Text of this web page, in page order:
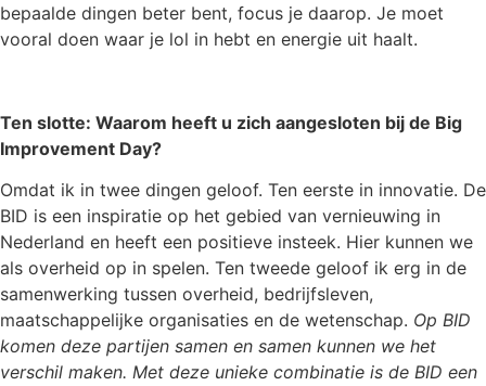
bepaalde dingen beter bent, focus je daarop. Je moet
vooral doen waar je lol in hebt en energie uit haalt.
Ten slotte: Waarom heeft u zich aangesloten bij de Big
Improvement Day?
Omdat ik in twee dingen geloof. Ten eerste in innovatie. De
BID is een inspiratie op het gebied van vernieuwing in
Nederland en heeft een positieve insteek. Hier kunnen we
als overheid op in spelen. Ten tweede geloof ik erg in de
samenwerking tussen overheid, bedrijfsleven,
maatschappelijke organisaties en de wetenschap. Op BID
komen deze partijen samen en samen kunnen we het
verschil maken. Met deze unieke combinatie is de BID een